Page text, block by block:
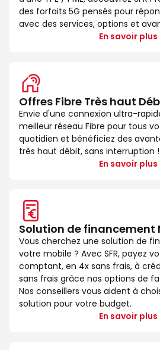
des forfaits 5G pensés pour
avec des services, options et
En savoir plus
Offres Fibre Très haut
Envie d'une connexion ultra-
meilleur réseau Fibre pour tous
quotidien et bénéficiez des
très haut débit, sans interruption !
En savoir plus
Solution de financement
Vous cherchez une solution de
votre mobile ? Avec SFR, payez
comptant, en 4x sans frais, à
sans frais grâce nos options de
Nos conseillers vous aident à
solution pour votre budget.
En savoir plus